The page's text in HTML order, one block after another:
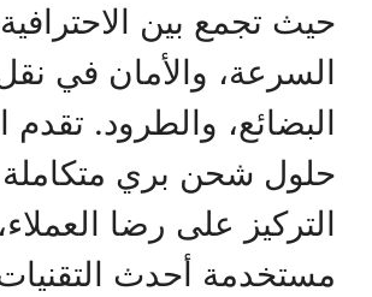
حيث تجمع بين
السرعة، والأمان في
البضائع، والطرود. تقدم
حلول شحن بري
التركيز على رضا العملاء،
مستخدمة أحدث